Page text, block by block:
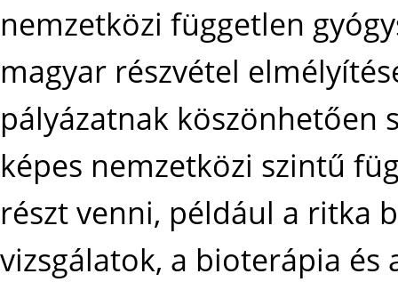
nemzetközi független
magyar részvétel
pályázatnak köszönhetően
képes nemzetközi szintű
részt venni, például a ritka
vizsgálatok, a bioterápia